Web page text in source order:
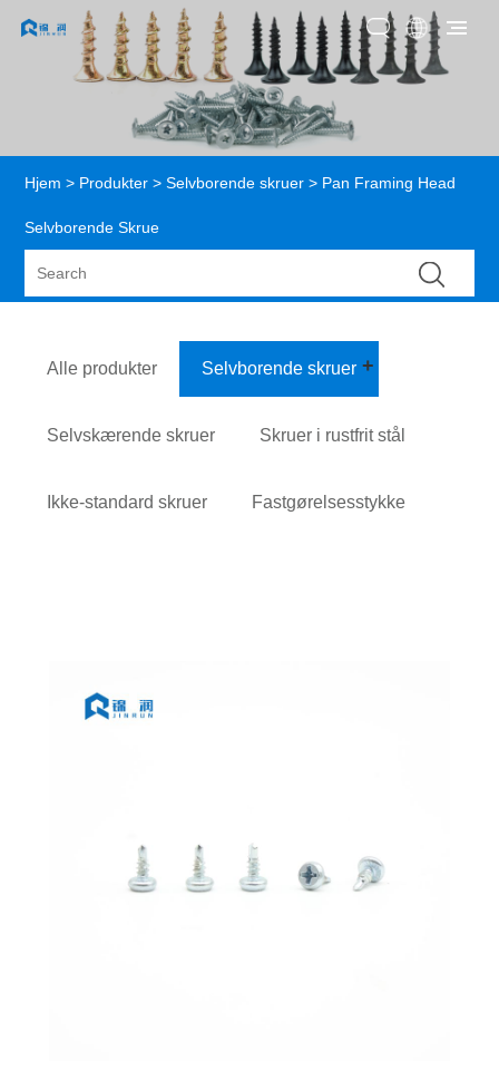
Hjem > Produkter >Selvborende skruer > Pan Framing Head
Selvborende Skrue
Alle produkter Selvborende skruer
Selvskærende skruer Skruer i rustfrit stål
Ikke-standard skruer Fastgørelsesstykke